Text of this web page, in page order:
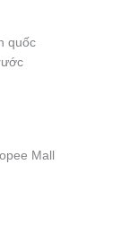
quốc
Mall